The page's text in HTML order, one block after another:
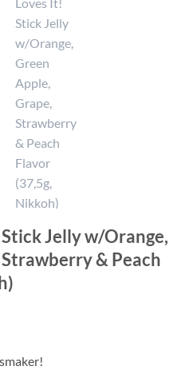
Jelly w/Orange,
& Peach